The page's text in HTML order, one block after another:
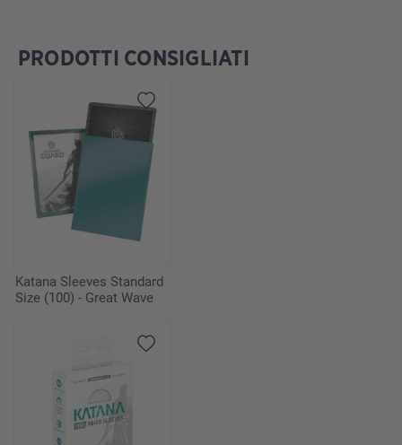
Salta la galleria dei prodotti
PRODOTTI CONSIGLIATI
Katana Sleeves Standard
Size (100) - Great Wave